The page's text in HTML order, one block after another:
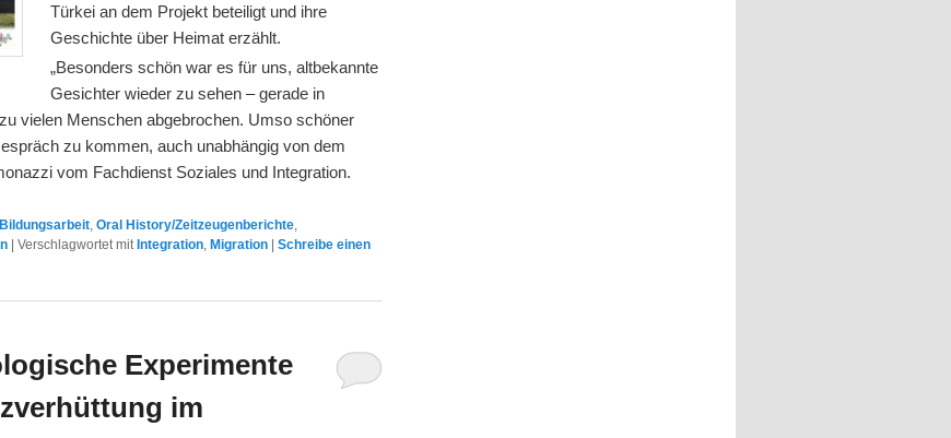
Türkei an dem Projekt beteiligt und ihre
Geschichte über Heimat erzählt.
„Besonders schön war es für uns, altbekannte
Gesichter wieder zu sehen – gerade in
vielen Menschen abgebrochen. Umso schöner
zu kommen, auch unabhängig von dem
vom Fachdienst Soziales und Integration.
,Oral History/Zeitzeugenberichte
|Verschlagwortet mit Integration ,Migration |Schreibe einen
Experimente
im